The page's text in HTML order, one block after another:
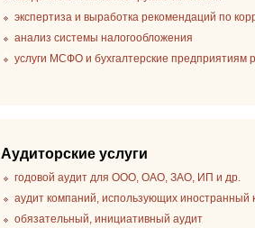
экспертиза и выработка рекомендаций по
анализ системы налогообложения
услуги МСФО и бухгалтерские
Аудиторские услуги
годовой аудит для ООО, ОАО, ЗАО, ИП и др.
аудит компаний, использующих иностранный
обязательный, инициативный аудит